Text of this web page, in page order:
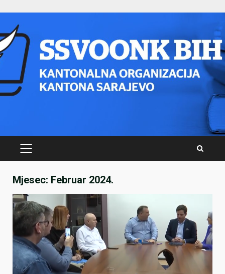
content
PRIMARY
Mjesec: Februar 2024.